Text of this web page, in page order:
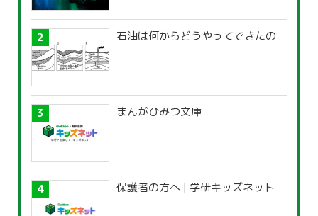
石油は何からどうやってできたの
まんがひみつ文庫
保護者の方へ | 学研キッズネット